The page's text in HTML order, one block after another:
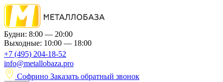
Будни: 8:00 — 20:00
Выходные: 10:00 — 18:00
+7 (495) 204-18-52
info@metallobaza.pro
Софрино Заказать обратный звонок